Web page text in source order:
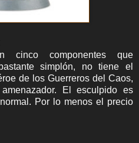
cinco componentes que
simplón, no tiene el
de los Guerreros del Caos,
El esculpido es
Por lo menos el precio